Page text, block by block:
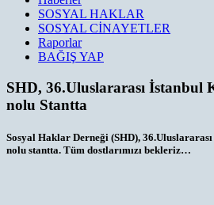
SOSYAL HAKLAR
SOSYAL CİNAYETLER
Raporlar
BAĞIŞ YAP
SHD, 36.Uluslararası İstanbul
nolu Stantta
Sosyal Haklar Derneği (SHD),
nolu stantta. Tüm dostlarımızı bekleriz…